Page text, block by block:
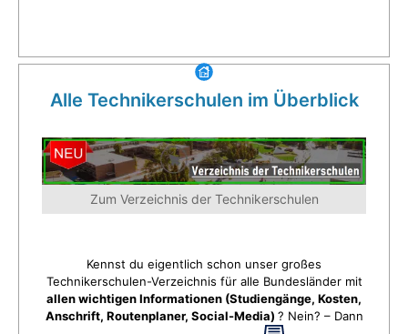
Alle Technikerschulen im Überblick
Zum Verzeichnis der Technikerschulen
Kennst du eigentlich schon unser großes
Technikerschulen-Verzeichnis für alle Bundesländer mit
allen wichtigen Informationen (Studiengänge, Kosten,
Anschrift, Routenplaner, Social-Media) ? Nein? – Dann